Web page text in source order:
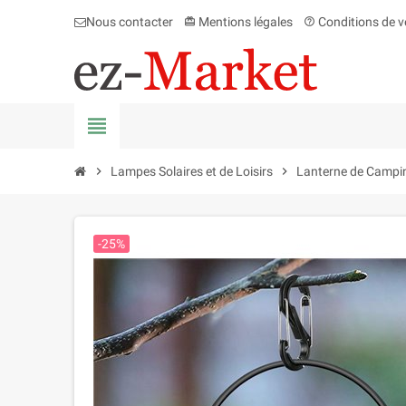
Nous contacter card_giftcard Mentions légales help_outline Conditions de
view_headline
chevron_right Lampes Solaires et de Loisirs chevron_right Lanterne de
-25%